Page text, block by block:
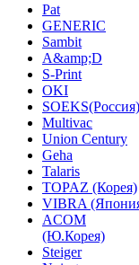
Pat
GENERIC
Sambit
A&amp;D
S-Print
OKI
SOEKS(Россия)
Multivac
Union Century
Geha
Talaris
TOPAZ (Корея)
VIBRA
ACOM
(Ю.Корея)
Steiger